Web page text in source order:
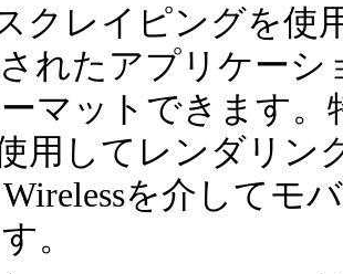
クレイピングを使
れたアプリケー
マットできます
用してレンダリン
Wirelessを介して
。